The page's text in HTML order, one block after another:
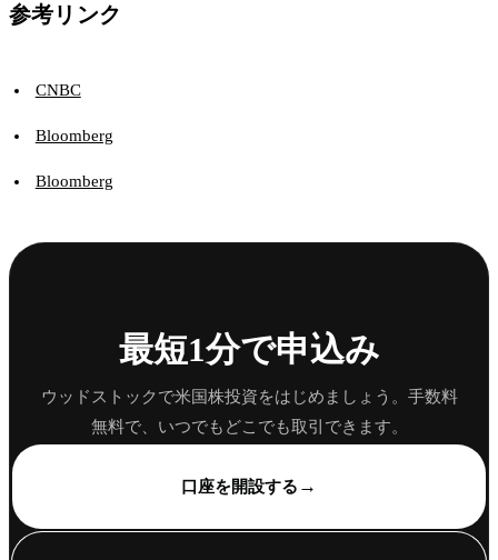
参考リンク
CNBC
Bloomberg
Bloomberg
最短1分で申込み
ウッドストックで米国株投資をはじめましょう。手数料
無料で、いつでもどこでも取引できます。
口座を開設する →